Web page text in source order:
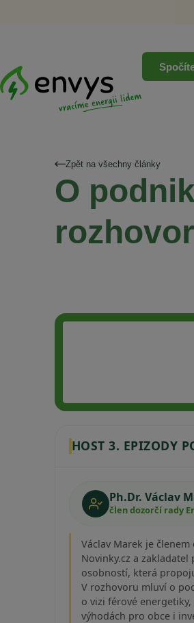
Zpět na všechny články
O
HOST 3. EPIZODY
Ph.Dr. Václav
člen dozorčí rady
Václav Marek je
Novinky.cz a
osobností, která
V rozhovoru mluví o
o vizi férové
výhodách pro obce i